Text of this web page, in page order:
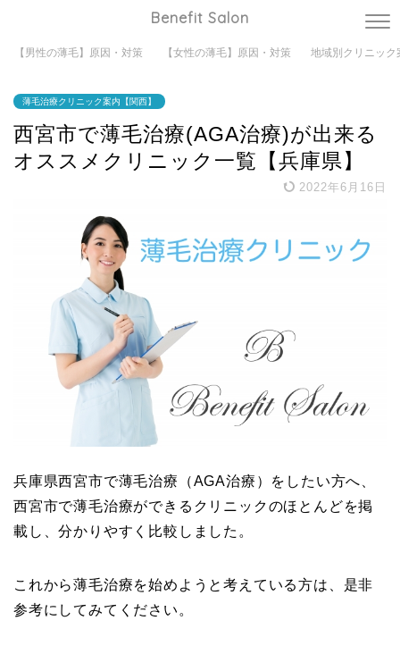
Benefit Salon
【男性の薄毛】原因・対策 【女性の薄毛】原因・対策 地域別クリニック
薄毛治療クリニック案内【関西】
西宮市で薄毛治療(AGA治療)が出来る
オススメクリニック一覧【兵庫県】
2022年6月16日
兵庫県西宮市で薄毛治療（AGA治療）をしたい方へ、
西宮市で薄毛治療ができるクリニックのほとんどを掲
載し、分かりやすく比較しました。
これから薄毛治療を始めようと考えている方は、是非
参考にしてみてください。